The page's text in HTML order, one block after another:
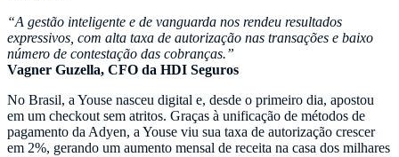
“A gestão inteligente e de vanguarda nos rendeu resultados
expressivos, com alta taxa de autorização nas transações e baixo
número de contestação das cobranças.”
Vagner Guzella, CFO da HDI Seguros
No Brasil, a Youse nasceu digital e, desde o primeiro dia, apostou
em um checkout sem atritos. Graças à unificação de métodos de
pagamento da Adyen, a Youse viu sua taxa de autorização crescer
em 2%, gerando um aumento mensal de receita na casa dos milhares